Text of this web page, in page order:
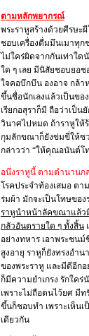
ตามหลักพยากรณ์
พระราหูสร้างด้วยศีรษะ
ชอบเครื่องดื่มมึนเมาทุก
ไม่ใคร่ผิดจากกันเท่าใด
ใด ๆ เลย มีนิสัยชอบยอช
ใจคอบึกบึน องอาจ กล้า
ขึ้นชื่อนักเลงแล้วเป็นขอ
เรียกอสุราก็มี ถือว่าเป็
วินาศไปหมด ถ้าราหูให้
กุมลักขณาก็ยังข่มขี่ให้ซ
กล่าวว่า “ให้คุณอนันต์โ
อนึ่งราหูนี้ ตามตำนานก
โรคประจำท้องเสมอ ต
ร่มผ้า มักจะเป็นโทษขอ
ราหูนำหน้าลัคขณาแล้ว
กลัวอันตรายใด ๆ ทั้งสิ้น
อย่างทหาร เอาพระชน
สูงอายุ ราหูก็ยังทรงอำ
ของพระราหู และมีดีอีก
ก็มีความยำเกรง รักใค
เพราะไม่ถือตนไว้ยศ มี
ขึ้นก็ชอบทำ เพราะเห็น
เดียวกัน